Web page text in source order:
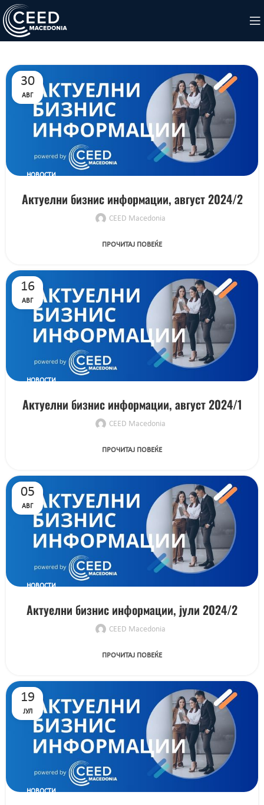
30
АВГ
НОВОСТИ
Актуелни бизнис информации, август 2024/2
CEED Macedonia
ПРОЧИТАЈ ПОВЕЌЕ
16
АВГ
НОВОСТИ
Актуелни бизнис информации, август 2024/1
CEED Macedonia
ПРОЧИТАЈ ПОВЕЌЕ
05
АВГ
НОВОСТИ
Актуелни бизнис информации, јули 2024/2
CEED Macedonia
ПРОЧИТАЈ ПОВЕЌЕ
19
ЈУЛ
НОВОСТИ